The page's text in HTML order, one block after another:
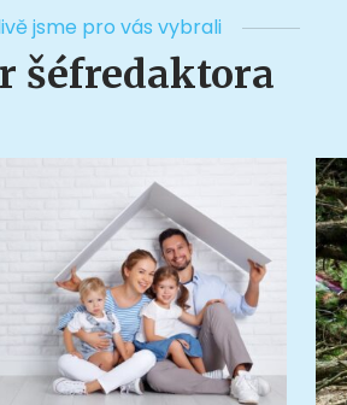
jsme pro vás vybrali
šéfredaktora